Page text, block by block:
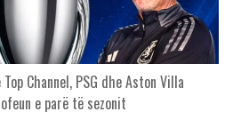
Channel, PSG dhe Aston Villa
e parë të sezonit